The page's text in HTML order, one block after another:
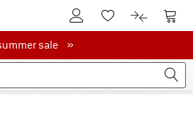
Al conto clienteAlla lista
Al Al
salesale »